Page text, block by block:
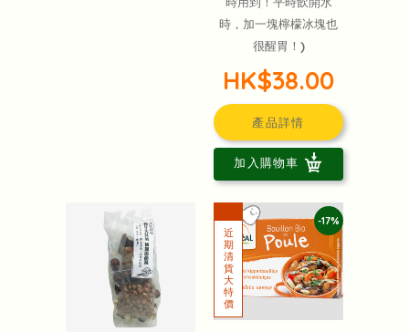
時，加一塊檸檬冰塊也
很醒胃！)
HK$38.00
產品詳情
加入購物車
-17%